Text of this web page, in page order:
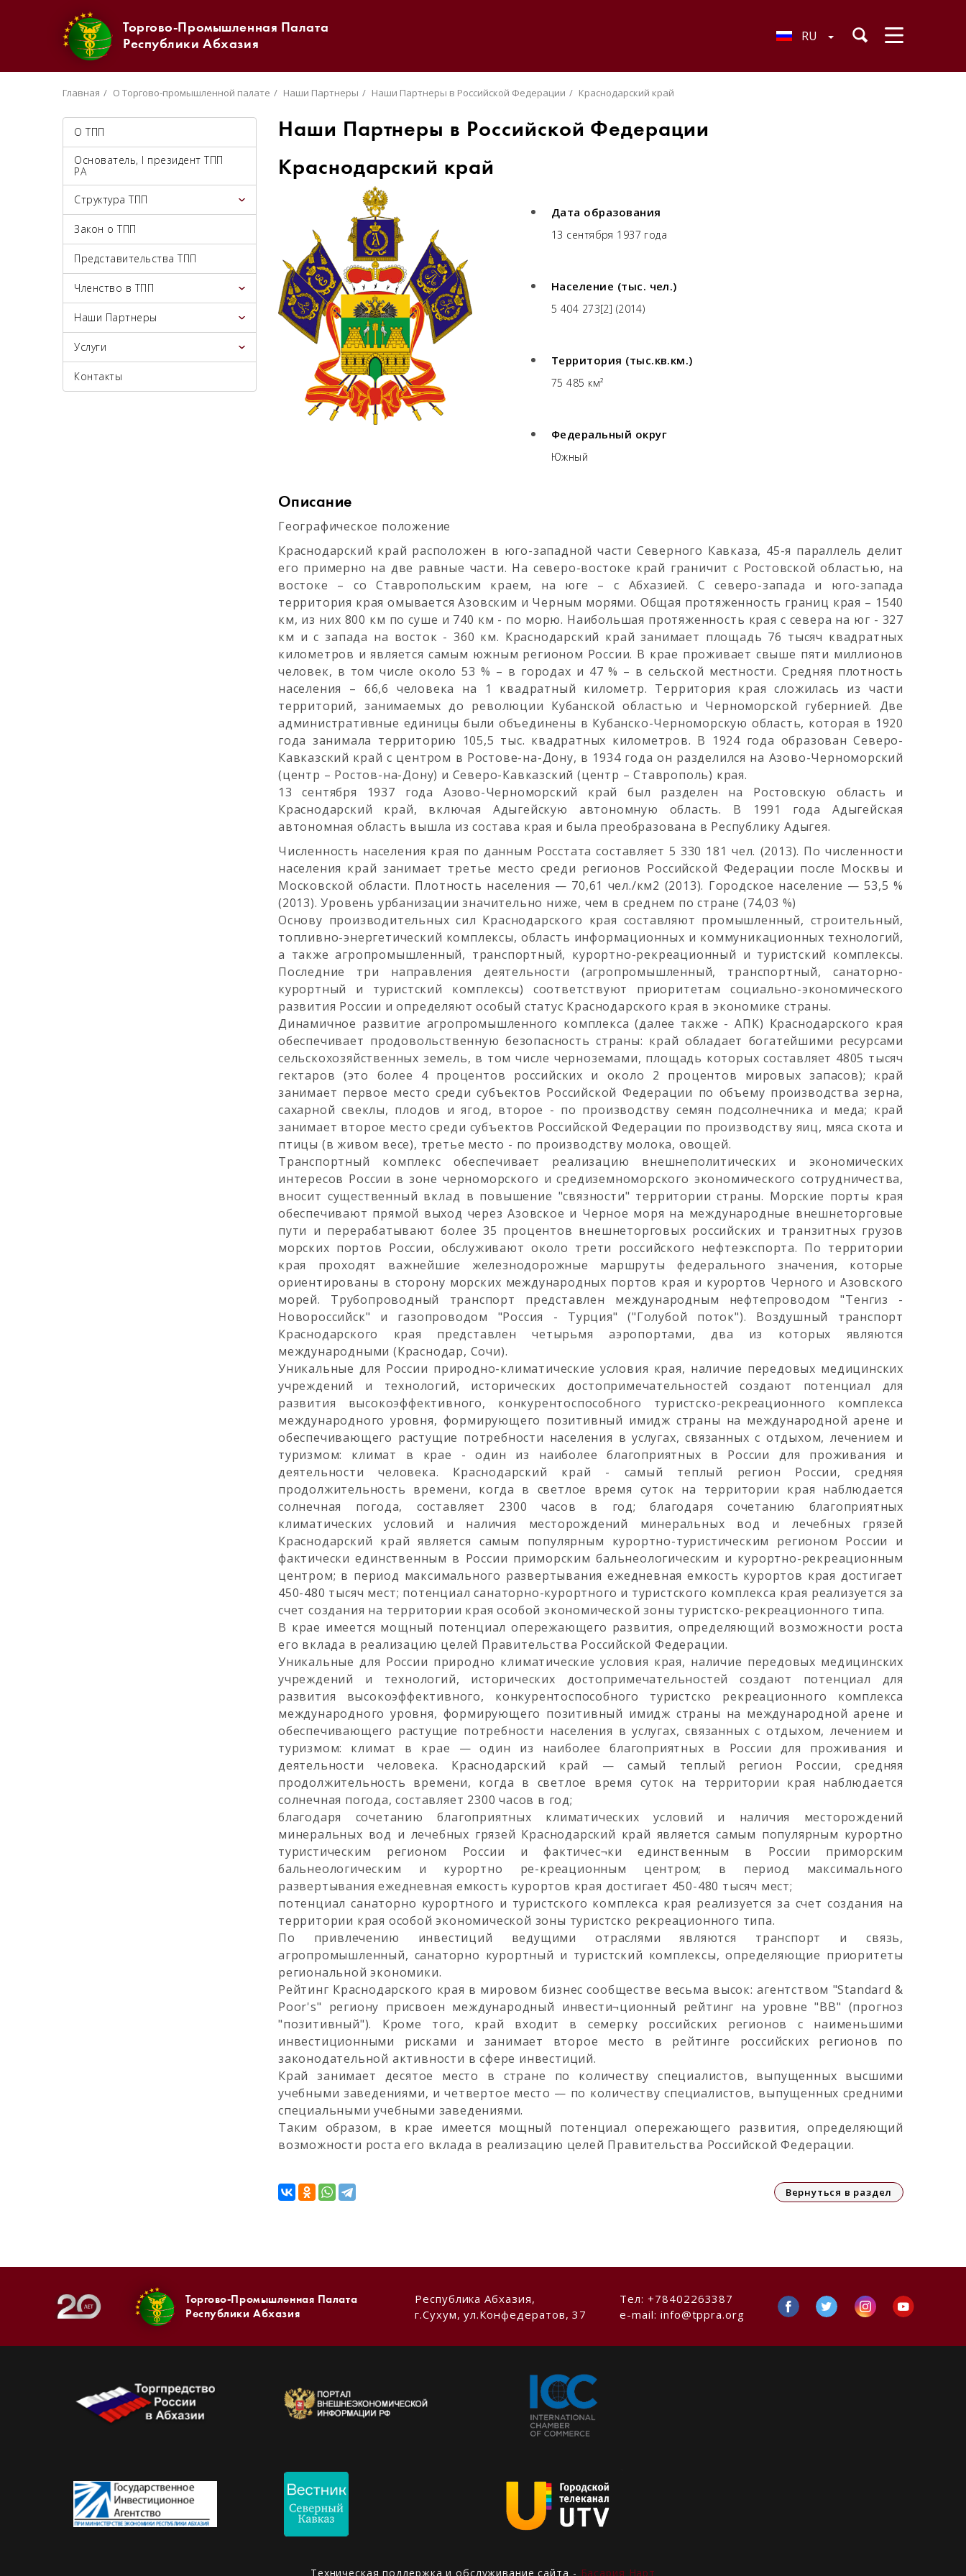
Торгово-Промышленная Палата
Республики Абхазия
RU
Главная О Торгово-промышленной палате Наши Партнеры Наши Партнеры в Российской Федерации Краснодарский край
О ТПП
Основатель, I президент ТПП
РА
Структура ТПП
Закон о ТПП
Представительства ТПП
Членство в ТПП
Наши Партнеры
Услуги
Контакты
Наши Партнеры в Российской Федерации
Краснодарский край
Дата образования
13 сентября 1937 года
Население (тыс. чел.)
5 404 273[2] (2014)
Территория (тыс.кв.км.)
75 485 км²
Федеральный округ
Южный
Описание
Географическое положение
Краснодарский край расположен в юго-западной части Северного Кавказа, 45-я параллель делит
его примерно на две равные части. На северо-востоке край граничит с Ростовской областью, на
востоке – со Ставропольским краем, на юге – с Абхазией. С северо-запада и юго-запада
территория края омывается Азовским и Черным морями. Общая протяженность границ края – 1540
км, из них 800 км по суше и 740 км - по морю. Наибольшая протяженность края с севера на юг - 327
км и с запада на восток - 360 км. Краснодарский край занимает площадь 76 тысяч квадратных
километров и является самым южным регионом России. В крае проживает свыше пяти миллионов
человек, в том числе около 53 % – в городах и 47 % – в сельской местности. Средняя плотность
населения – 66,6 человека на 1 квадратный километр. Территория края сложилась из части
территорий, занимаемых до революции Кубанской областью и Черноморской губернией. Две
административные единицы были объединены в Кубанско-Черноморскую область, которая в 1920
года занимала территорию 105,5 тыс. квадратных километров. В 1924 года образован Северо-
Кавказский край с центром в Ростове-на-Дону, в 1934 года он разделился на Азово-Черноморский
(центр – Ростов-на-Дону) и Северо-Кавказский (центр – Ставрополь) края.
13 сентября 1937 года Азово-Черноморский край был разделен на Ростовскую область и
Краснодарский край, включая Адыгейскую автономную область. В 1991 года Адыгейская
автономная область вышла из состава края и была преобразована в Республику Адыгея.
Численность населения края по данным Росстата составляет 5 330 181 чел. (2013). По численности
населения край занимает третье место среди регионов Российской Федерации после Москвы и
Московской области. Плотность населения — 70,61 чел./км2 (2013). Городское население — 53,5 %
(2013). Уровень урбанизации значительно ниже, чем в среднем по стране (74,03 %)
Основу производительных сил Краснодарского края составляют промышленный, строительный,
топливно-энергетический комплексы, область информационных и коммуникационных технологий,
а также агропромышленный, транспортный, курортно-рекреационный и туристский комплексы.
Последние три направления деятельности (агропромышленный, транспортный, санаторно-
курортный и туристский комплексы) соответствуют приоритетам социально-экономического
развития России и определяют особый статус Краснодарского края в экономике страны.
Динамичное развитие агропромышленного комплекса (далее также - АПК) Краснодарского края
обеспечивает продовольственную безопасность страны: край обладает богатейшими ресурсами
сельскохозяйственных земель, в том числе черноземами, площадь которых составляет 4805 тысяч
гектаров (это более 4 процентов российских и около 2 процентов мировых запасов); край
занимает первое место среди субъектов Российской Федерации по объему производства зерна,
сахарной свеклы, плодов и ягод, второе - по производству семян подсолнечника и меда; край
занимает второе место среди субъектов Российской Федерации по производству яиц, мяса скота и
птицы (в живом весе), третье место - по производству молока, овощей.
Транспортный комплекс обеспечивает реализацию внешнеполитических и экономических
интересов России в зоне черноморского и средиземноморского экономического сотрудничества,
вносит существенный вклад в повышение "связности" территории страны. Морские порты края
обеспечивают прямой выход через Азовское и Черное моря на международные внешнеторговые
пути и перерабатывают более 35 процентов внешнеторговых российских и транзитных грузов
морских портов России, обслуживают около трети российского нефтеэкспорта. По территории
края проходят важнейшие железнодорожные маршруты федерального значения, которые
ориентированы в сторону морских международных портов края и курортов Черного и Азовского
морей. Трубопроводный транспорт представлен международным нефтепроводом "Тенгиз -
Новороссийск" и газопроводом "Россия - Турция" ("Голубой поток"). Воздушный транспорт
Краснодарского края представлен четырьмя аэропортами, два из которых являются
международными (Краснодар, Сочи).
Уникальные для России природно-климатические условия края, наличие передовых медицинских
учреждений и технологий, исторических достопримечательностей создают потенциал для
развития высокоэффективного, конкурентоспособного туристско-рекреационного комплекса
международного уровня, формирующего позитивный имидж страны на международной арене и
обеспечивающего растущие потребности населения в услугах, связанных с отдыхом, лечением и
туризмом: климат в крае - один из наиболее благоприятных в России для проживания и
деятельности человека. Краснодарский край - самый теплый регион России, средняя
продолжительность времени, когда в светлое время суток на территории края наблюдается
солнечная погода, составляет 2300 часов в год; благодаря сочетанию благоприятных
климатических условий и наличия месторождений минеральных вод и лечебных грязей
Краснодарский край является самым популярным курортно-туристическим регионом России и
фактически единственным в России приморским бальнеологическим и курортно-рекреационным
центром; в период максимального развертывания ежедневная емкость курортов края достигает
450-480 тысяч мест; потенциал санаторно-курортного и туристского комплекса края реализуется за
счет создания на территории края особой экономической зоны туристско-рекреационного типа.
В крае имеется мощный потенциал опережающего развития, определяющий возможности роста
его вклада в реализацию целей Правительства Российской Федерации.
Уникальные для России природно климатические условия края, наличие передовых медицинских
учреждений и технологий, исторических достопримечательностей создают потенциал для
развития высокоэффективного, конкурентоспособного туристско рекреационного комплекса
международного уровня, формирующего позитивный имидж страны на международной арене и
обеспечивающего растущие потребности населения в услугах, связанных с отдыхом, лечением и
туризмом: климат в крае — один из наиболее благоприятных в России для проживания и
деятельности человека. Краснодарский край — самый теплый регион России, средняя
продолжительность времени, когда в светлое время суток на территории края наблюдается
солнечная погода, составляет 2300 часов в год;
благодаря сочетанию благоприятных климатических условий и наличия месторождений
минеральных вод и лечебных грязей Краснодарский край является самым популярным курортно
туристическим регионом России и фактичес¬ки единственным в России приморским
бальнеологическим и курортно ре-креационным центром; в период максимального
развертывания ежедневная емкость курортов края достигает 450-480 тысяч мест;
потенциал санаторно курортного и туристского комплекса края реализуется за счет создания на
территории края особой экономической зоны туристско рекреационного типа.
По привлечению инвестиций ведущими отраслями являются транспорт и связь,
агропромышленный, санаторно курортный и туристский комплексы, определяющие приоритеты
региональной экономики.
Рейтинг Краснодарского края в мировом бизнес сообществе весьма высок: агентством "Standard &
Poor's" региону присвоен международный инвести¬ционный рейтинг на уровне "BB" (прогноз
"позитивный"). Кроме того, край входит в семерку российских регионов с наименьшими
инвестиционными рисками и занимает второе место в рейтинге российских регионов по
законодательной активности в сфере инвестиций.
Край занимает десятое место в стране по количеству специалистов, выпущенных высшими
учебными заведениями, и четвертое место — по количеству специалистов, выпущенных средними
специальными учебными заведениями.
Таким образом, в крае имеется мощный потенциал опережающего развития, определяющий
возможности роста его вклада в реализацию целей Правительства Российской Федерации.
Вернуться в раздел
Торгово-Промышленная Палата
Республики Абхазия
Республика Абхазия,
г.Сухум, ул.Конфедератов, 37
Тел: +78402263387
e-mail: info@tppra.org
Техническая поддержка и обслуживание сайта - Басария Нарт